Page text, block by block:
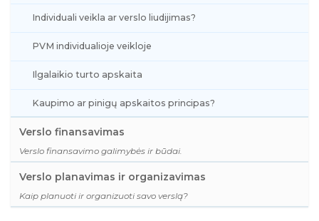
Individuali veikla ar verslo liudijimas?
PVM individualioje veikloje
Ilgalaikio turto apskaita
Kaupimo ar pinigų apskaitos principas?
Verslo finansavimas
Verslo finansavimo galimybės ir būdai.
Verslo planavimas ir organizavimas
Kaip planuoti ir organizuoti savo verslą?